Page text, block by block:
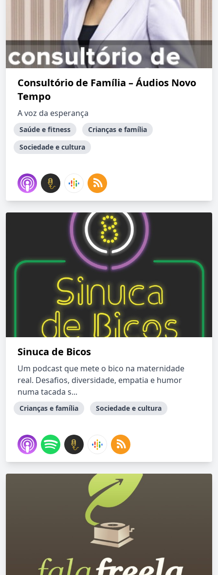
Consultório de Família – Áudios Novo
Tempo
A voz da esperança
Saúde e fitness
Crianças e família
Sociedade e cultura
Sinuca de Bicos
Um podcast que mete o bico na maternidade
real. Desafios, diversidade, empatia e humor
numa tacada s...
Crianças e família Sociedade e cultura